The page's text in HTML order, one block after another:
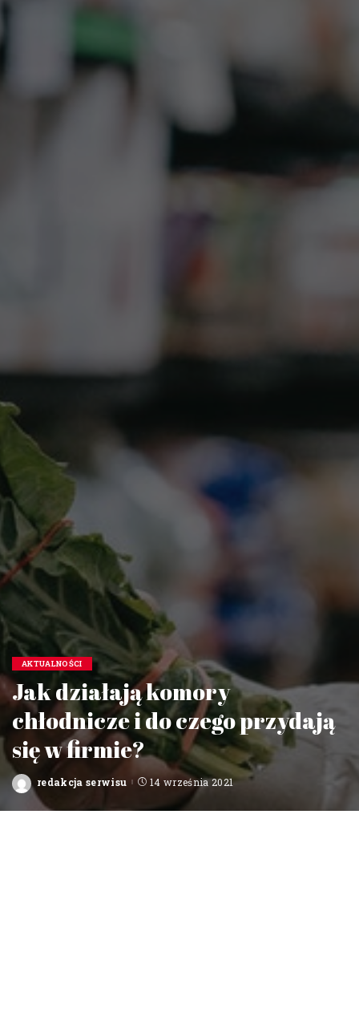
AKTUALNOŚCI
Jak działają komory
chłodnicze i do czego przydają
się w firmie?
Posted
by
redakcja serwisu 14 września 2021